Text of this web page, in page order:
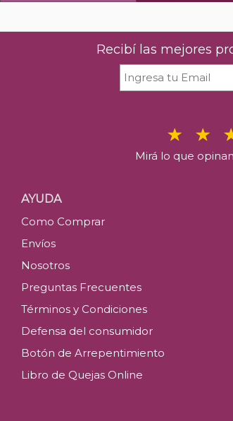
Recibí las mejores
Mirá lo que
AYUDA
Como Comprar
Envíos
Nosotros
Preguntas Frecuentes
Términos y Condiciones
Defensa del consumidor
Botón de Arrepentimiento
Libro de Quejas Online